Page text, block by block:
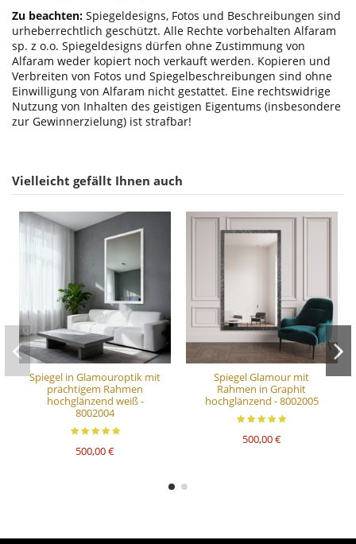
Zu beachten: Spiegeldesigns, Fotos und Beschreibungen sind
urheberrechtlich geschützt. Alle Rechte vorbehalten Alfaram
sp. z o.o. Spiegeldesigns dürfen ohne Zustimmung von
Alfaram weder kopiert noch verkauft werden. Kopieren und
Verbreiten von Fotos und Spiegelbeschreibungen sind ohne
Einwilligung von Alfaram nicht gestattet. Eine rechtswidrige
Nutzung von Inhalten des geistigen Eigentums (insbesondere
zur Gewinnerzielung) ist strafbar!
Vielleicht gefällt Ihnen auch
Spiegel in Glamouroptik mit
prächtigem Rahmen
hochglänzend weiß -
8002004
500,00 €
Spiegel Glamour mit
Rahmen in Graphit
hochglänzend - 8002005
500,00 €